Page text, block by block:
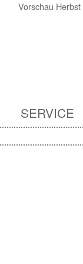
Vorschau
SERVICE